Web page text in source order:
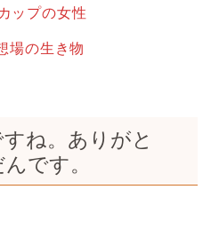
ップの女性
場の生き物
ね。ありがと
です。